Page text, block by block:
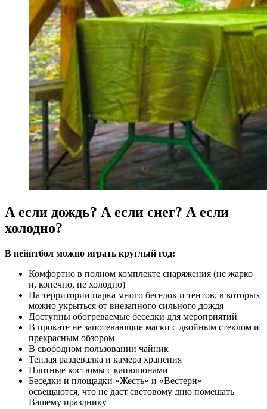
А если дождь? А если снег? А если
холодно?
В пейнтбол можно играть круглый год:
Комфортно в полном комплекте снаряжения (не жарко
и, конечно, не холодно)
На территории парка много беседок и тентов, в которых
можно укрыться от внезапного сильного дождя
Доступны обогреваемые беседки для мероприятий
В прокате не запотевающие маски с двойным стеклом и
прекрасным обзором
В свободном пользовании чайник
Теплая раздевалка и камера хранения
Плотные костюмы с капюшонами
Беседки и площадки «Жесть» и «Вестерн» —
освещаются, что не даст световому дню помешать
Вашему празднику